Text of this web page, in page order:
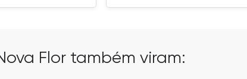
Flor também viram: